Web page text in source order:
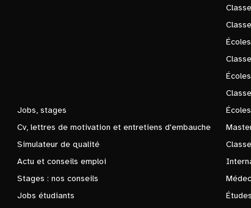
Jobs, stages
Cv, lettres de motivation et entretiens d'embauche
Simulateur de qualité
Actu et conseils emploi
Stages : nos conseils
Jobs étudiants